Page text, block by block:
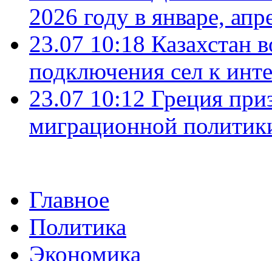
2026 году в январе,
23.07 10:18 Казахстан
подключения сел к
23.07 10:12 Греция
миграционной
Главное
Политика
Экономика